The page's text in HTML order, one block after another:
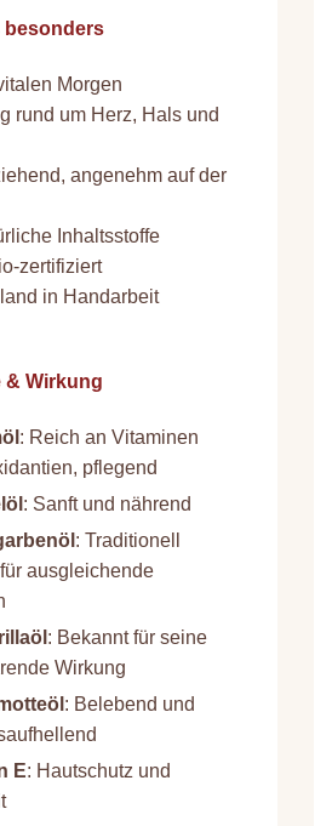
besonders
Morgen
rund um Herz, Hals und
angenehm auf der
Inhaltsstoffe
zertifiziert
in Handarbeit
& Wirkung
: Reich an Vitaminen
pflegend
: Sanft und nährend
: Traditionell
ausgleichende
: Bekannt für seine
Wirkung
: Belebend und
E: Hautschutz und